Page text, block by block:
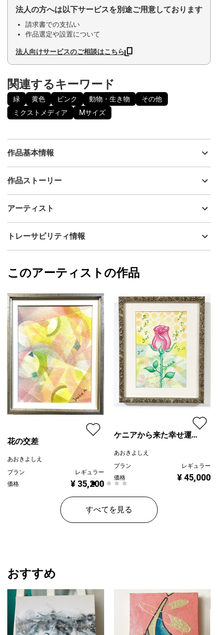
法人の方へは以下サービスを別途ご用意しております
請求書での支払い
作品選定や設置について
法人向けサービスのご相談はこちら
関連するキーワード
緑 黄色 ピンク 動物・生き物
その他
ミクストメディア
Mサイズ
作品基本情報
出品者
制作年
ミクストメディア
カラー
緑
ジャンル
動物・生き物
配送目安
二週間以内
作品ストーリー
クワクしてます。Yocciはバイオリンの音色を聴きながら、大きな
でマルク・シャガールの絵を見た記憶を重ね合わせました。制作
制作は紙の上で、絵具の粒を飛ばして数日かけて色の層を作り、
パステルは指でのばします。筆を一切使わず制作するのも、この
選びません。制作期間は、図案作成～制作～額装に約1ヵ月かけて
丁寧に仕上げています。アート、そしてオフィスの気分転換用と
しても楽しんで頂ければ幸いです。
アーティスト
あおきよしえ
フォローする
トレーサビリティ情報
あおきよしえ
このアーティストの作品
花の交差
あおきよしえ
プラン
レギュラー
価格
¥ 35,200
ケニアから来た幸せ運ぶ
あおきよしえ
プラン
レギュラー
価格
¥ 45,000
すべてを見る
おすすめ